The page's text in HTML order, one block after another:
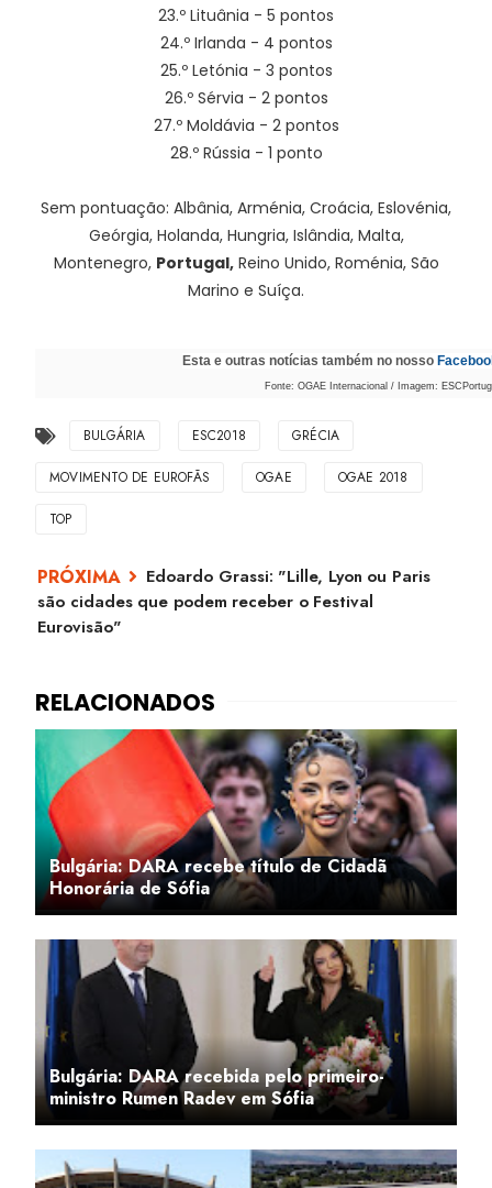
23.º Lituânia - 5 pontos
24.º Irlanda - 4 pontos
25.º Letónia - 3 pontos
26.º Sérvia - 2 pontos
27.º Moldávia - 2 pontos
28.º Rússia - 1 ponto
Sem pontuação: Albânia, Arménia, Croácia, Eslovénia,
Geórgia, Holanda, Hungria, Islândia, Malta,
Montenegro, Portugal,Reino Unido, Roménia, São
Marino e Suíça.
Esta e outras notícias também no nosso
Fonte: OGAE Internacional / Imagem:
BULGÁRIA ESC2018 GRÉCIA
MOVIMENTO DE EUROFÃS OGAE OGAE 2018
TOP
Edoardo Grassi: "Lille, Lyon ou Paris
são cidades que podem receber o Festival
Eurovisão"
Bulgária: DARA recebe título de Cidadã
Honorária de Sófia
Bulgária: DARA recebida pelo primeiro-
ministro Rumen Radev em Sófia